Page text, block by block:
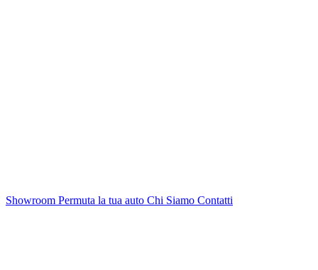
Showroom Permuta la tua auto Chi Siamo Contatti